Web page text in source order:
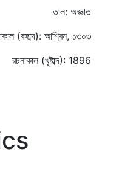
তাল: অজ্ঞাত
(বঙ্গাব্দ): আশ্বিন, ১৩০৩
রচনাকাল (খৃষ্টাব্দ): 1896